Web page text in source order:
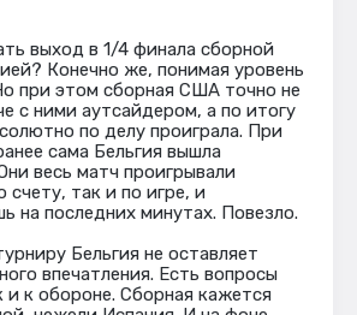
выход в 1/4 финала сборной
Конечно же, понимая уровень
при этом сборная США точно не
с ними аутсайдером, а по итогу
по делу проиграла. При
сама Бельгия вышла
весь матч проигрывали
счету, так и по игре, и
на последних минутах. Повезло.
Бельгия не оставляет
впечатления. Есть вопросы
и к обороне. Сборная кажется